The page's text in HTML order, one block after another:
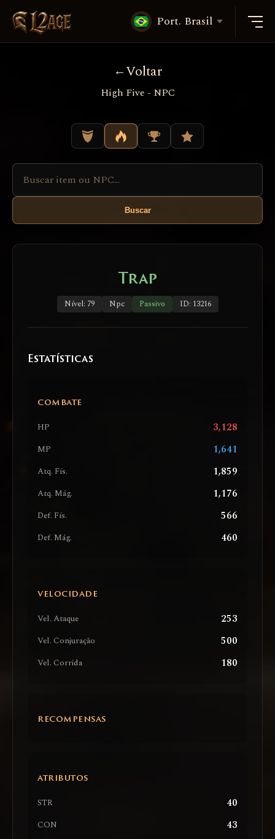
Port. Brasil
Voltar
High Five - NPC
Buscar
Trap
Nível: 79 Npc Passivo ID: 13216
Estatísticas
COMBATE
HP 3,128
MP 1,641
Atq. Fís. 1,859
Atq. Mág. 1,176
Def. Fís. 566
Def. Mág. 460
VELOCIDADE
Vel. Ataque 253
Vel. Conjuração 500
Vel. Corrida 180
RECOMPENSAS
ATRIBUTOS
STR 40
CON 43